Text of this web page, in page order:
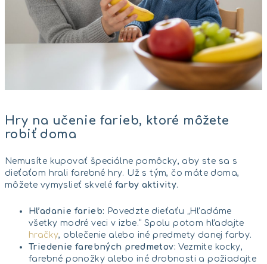
Hry na učenie farieb, ktoré môžete
robiť doma
Nemusíte kupovať špeciálne pomôcky, aby ste sa s
dieťaťom hrali farebné hry. Už s tým, čo máte doma,
môžete vymyslieť skvelé farby aktivity.
Hľadanie farieb: Povedzte dieťaťu „Hľadáme
všetky modré veci v izbe.“ Spolu potom hľadajte
hračky, oblečenie alebo iné predmety danej farby.
Triedenie farebných predmetov: Vezmite kocky,
farebné ponožky alebo iné drobnosti a požiadajte